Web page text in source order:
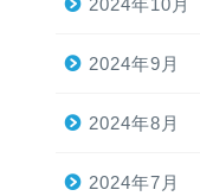
2024年10月
2024年9月
2024年8月
2024年7月